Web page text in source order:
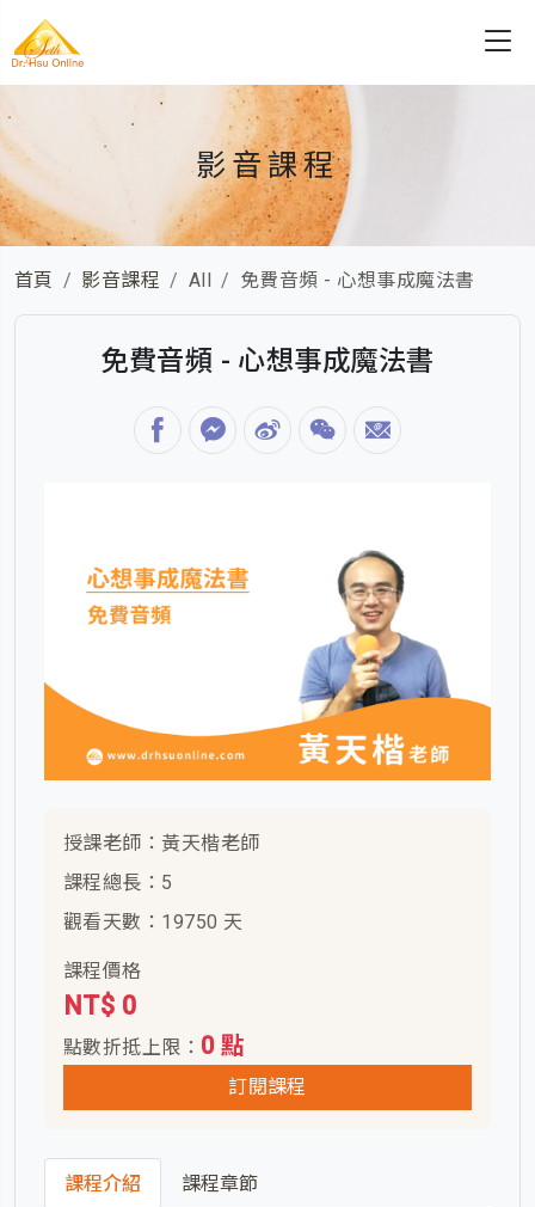
影音課程
首頁 影音課程 All 免費音頻 - 心想事成魔法書
免費音頻 - 心想事成魔法書
授課老師：黃天楷老師
課程總長：5
觀看天數：19750 天
課程價格
NT$ 0
點數折抵上限： 0 點
訂閱課程
課程介紹 課程章節